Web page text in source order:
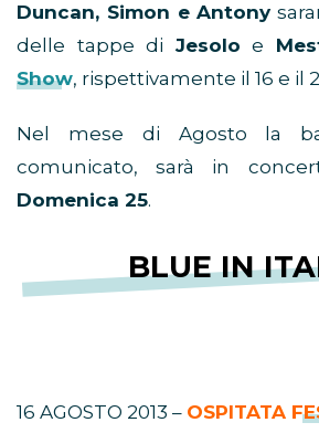
Duncan, Simon e Antony
delle tappe di Jesolo e
Show, rispettivamente il 16 e il
Nel mese di Agosto la
comunicato, sarà in
Domenica 25.
BLUE IN
16 AGOSTO 2013 – OSPITATA